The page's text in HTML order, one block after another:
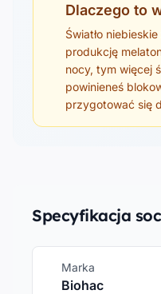
Dlaczego to
Światło
produkcję
nocy, tym więcej
powinieneś
przygotować się
Specyfikacja
Marka
Biohac